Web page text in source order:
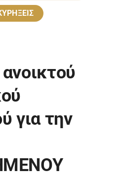
για την